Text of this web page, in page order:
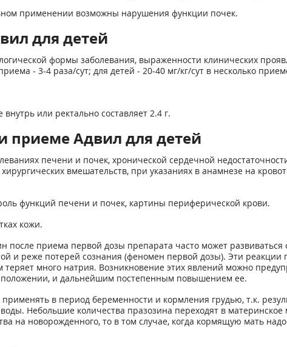
применении возможны нарушения функции почек.
для детей
формы заболевания, выраженности клинических
- 3-4 раза/сут; для детей - 20-40 мг/кг/сут в несколько
или ректально составляет 2.4 г.
приеме Адвил для детей
печени и почек, хронической сердечной
вмешательств, при указаниях в анамнезе на
функций печени и почек, картины периферической крови.
кожи.
приема первой дозы препарата часто может развиваться
и реже потерей сознания (феномен первой дозы). Эти реакции
много натрия. Возникновение этих явлений можно
и дальнейшим постепенным повышением ее.
применять в период беременности и кормления грудью, т.к.
Небольшие количества празозина переходят в
на новорожденного, то в том случае, когда кормящую мать